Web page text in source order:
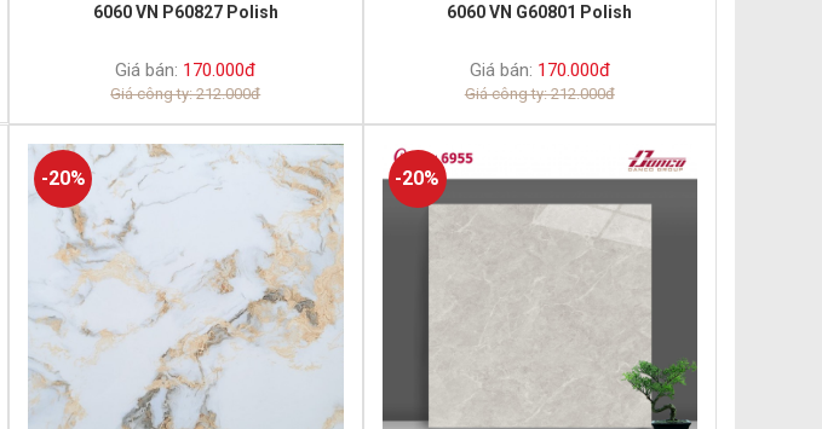
6060 VN P60827 Polish
Giá bán: 170.000đ
Giá công ty: 212.000đ
6060 VN G60801 Polish
Giá bán: 170.000đ
Giá công ty: 212.000đ
-20% -20%